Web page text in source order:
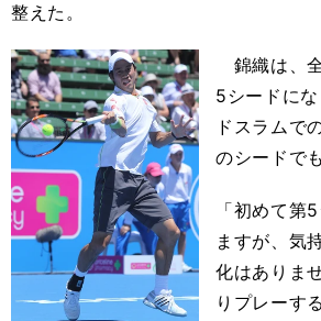
整えた。
錦織は、
5シードに
ドスラムで
のシードで
「初めて第
ますが、気
化はありま
りプレーす